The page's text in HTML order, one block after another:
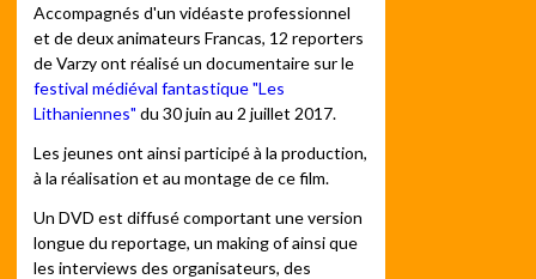
Accompagnés d'un vidéaste professionnel
et de deux animateurs Francas, 12 reporters
de Varzy ont réalisé un documentaire sur le
festival médiéval fantastique "Les
Lithaniennes" du 30 juin au 2 juillet 2017.
Les jeunes ont ainsi participé à la production,
à la réalisation et au montage de ce film.
Un DVD est diffusé comportant une version
longue du reportage, un making of ainsi que
les interviews des organisateurs, des